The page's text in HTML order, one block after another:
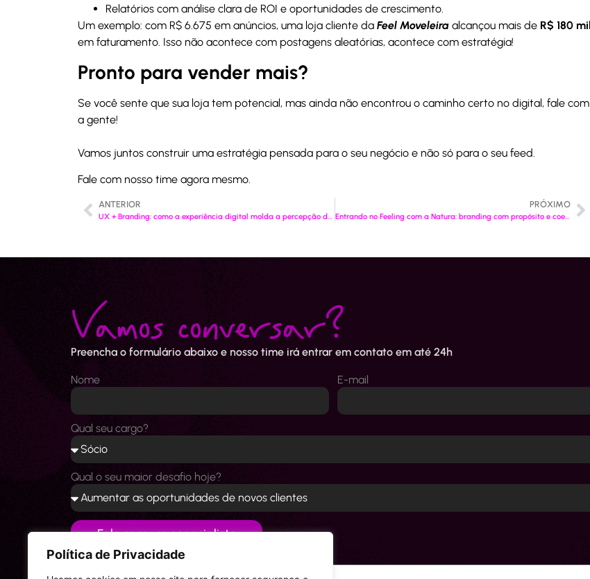
Política de Privacidade
Relatórios com análise clara de ROI e oportunidades de crescimento.
Um exemplo: com R$ 6.675 em anúncios, uma loja cliente da Feel Moveleira alcançou mais de R$ 180 mil
em faturamento. Isso não acontece com postagens aleatórias, acontece com estratégia!
Pronto para vender mais?
Se você sente que sua loja tem potencial, mas ainda não encontrou o caminho certo no digital, fale com
a gente!
Vamos juntos construir uma estratégia pensada para o seu negócio e não só para o seu feed.
Fale com nosso time agora mesmo.
ANTERIOR
UX + Branding: como a experiência digital molda a percepção da sua marca
PRÓXIMO
Entrando no Feeling com a Natura: branding com propósito e coerência
Vamos conversar?
Preencha o formulário abaixo e nosso time irá entrar em contato em até 24h
Nome E-mail
Qual seu cargo?
Qual o seu maior desafio hoje?
Fale com um especialista
Alternative: